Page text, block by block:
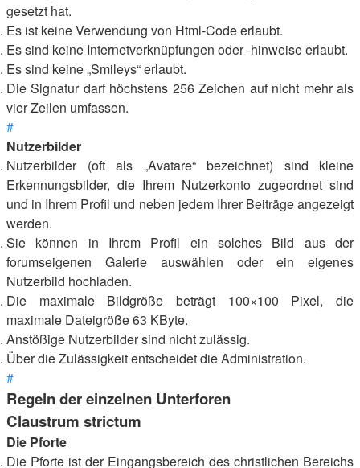
gesetzt hat.
Es ist keine Verwendung von Html-Code erlaubt.
Es sind keine Internetverknüpfungen oder -hinweise erlaubt.
Es sind keine „Smileys“ erlaubt.
Die Signatur darf höchstens 256 Zeichen auf nicht mehr als
vier Zeilen umfassen.
#
Nutzerbilder
Nutzerbilder (oft als „Avatare“ bezeichnet) sind kleine
Erkennungsbilder, die Ihrem Nutzerkonto zugeordnet sind
und in Ihrem Profil und neben jedem Ihrer Beiträge angezeigt
werden.
Sie können in Ihrem Profil ein solches Bild aus der
forumseigenen Galerie auswählen oder ein eigenes
Nutzerbild hochladen.
Die maximale Bildgröße beträgt 100×100 Pixel, die
maximale Dateigröße 63 KByte.
Anstößige Nutzerbilder sind nicht zulässig.
Über die Zulässigkeit entscheidet die Administration.
#
Regeln der einzelnen Unterforen
Claustrum strictum
Die Pforte
Die Pforte ist der Eingangsbereich des christlichen Bereichs